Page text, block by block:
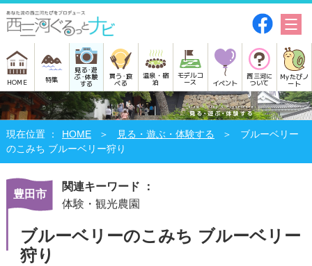
HOME 特集
見る･遊
ぶ･体験
する
買う･食
べる
温泉・宿
泊
モデルコ
ース イベント
西三河に
ついて
Myたびノ
ート
HOME 見る・遊ぶ・体験する
ブルーベリー
のこみち ブルーベリー狩り
豊田市
関連キーワード ：
体験・観光農園
ブルーベリーのこみち ブルーベリー
狩り